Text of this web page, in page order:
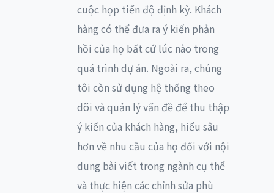
cuộc họp tiến độ định kỳ. Khách
hàng có thể đưa ra ý kiến phản
hồi của họ bất cứ lúc nào trong
quá trình dự án. Ngoài ra, chúng
tôi còn sử dụng hệ thống theo
dõi và quản lý vấn đề để thu thập
ý kiến của khách hàng, hiểu sâu
hơn về nhu cầu của họ đối với nội
dung bài viết trong ngành cụ thể
và thực hiện các chỉnh sửa phù